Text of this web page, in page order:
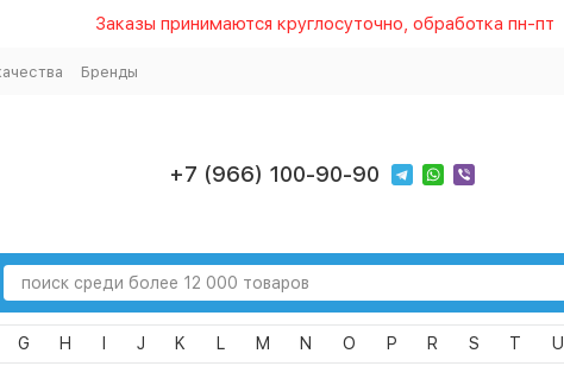
Заказы принимаются круглосуточно, обработка пн-пт
Бренды
+7 (966) 100-90-90
G H J K L M N O P R S T U